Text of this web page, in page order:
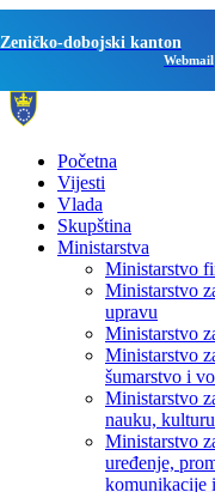
Zeničko-dobojski kanton
Webmail
Početna
Vijesti
Vlada
Skupština
Ministarstva
Ministarstvo
Ministarstvo
upravu
Ministarstvo
Ministarstvo
šumarstvo i
Ministarstvo
nauku,
Ministarstvo
uređenje,
komunikacije